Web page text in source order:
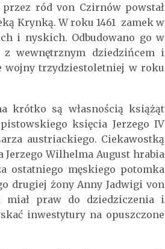
ród von Czirnów powstał
Krynką. W roku 1461 zamek w
i nyskich. Odbudowano go w
z wewnętrznym dziedzińcem i
wojny trzydziestoletniej w roku
krótko są własnością książąt
księcia Jerzego IV
austriackiego. Ciekawostką
Jerzego Wilhelma August hrabia
ostatniego męskiego potomka
drugiej żony Anny Jadwigi von
miał praw do dziedziczenia i
inwestytury na opuszczone